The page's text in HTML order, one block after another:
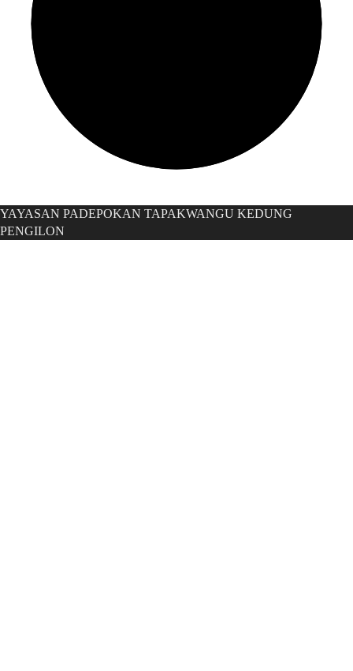
YAYASAN PADEPOKAN TAPAKWANGU KEDUNG
PENGILON